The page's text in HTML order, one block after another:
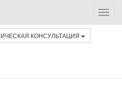
КОНСУЛЬТАЦИЯ